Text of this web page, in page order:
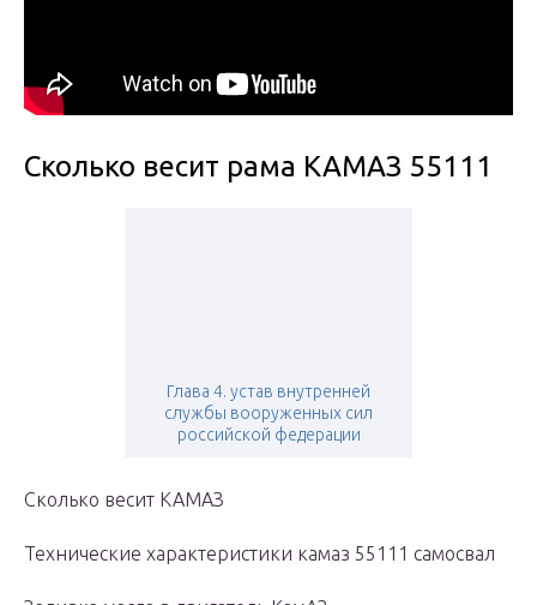
Сколько весит рама КАМАЗ 55111
Глава 4. устав внутренней
службы вооруженных сил
российской федерации
Сколько весит КАМАЗ
Технические характеристики камаз 55111 самосвал